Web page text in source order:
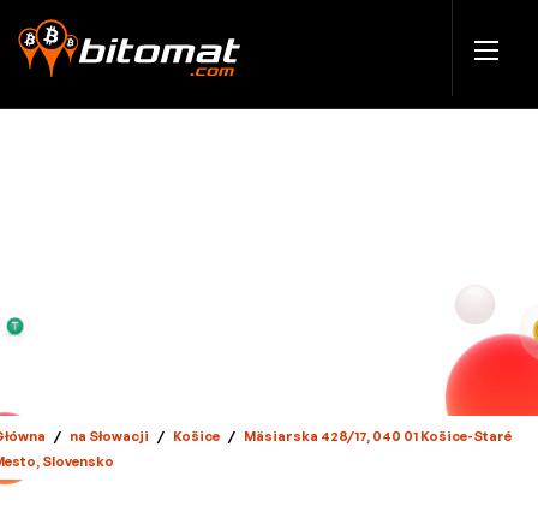
/ na Słowacji / Košice / Mäsiarska 428/17, 040 01 Košice-Staré
Slovensko